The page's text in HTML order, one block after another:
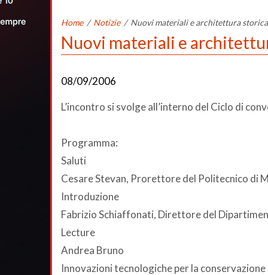
Home / Notizie / Nuovi materiali e architettura storica
Nuovi materiali e
08/09/2006
L’incontro si svolge all’interno del Ciclo di
Programma:
Saluti
Cesare Stevan, Prorettore del Politecnico di
Introduzione
Fabrizio Schiaffonati, Direttore del
Lecture
Andrea Bruno
Innovazioni tecnologiche per la